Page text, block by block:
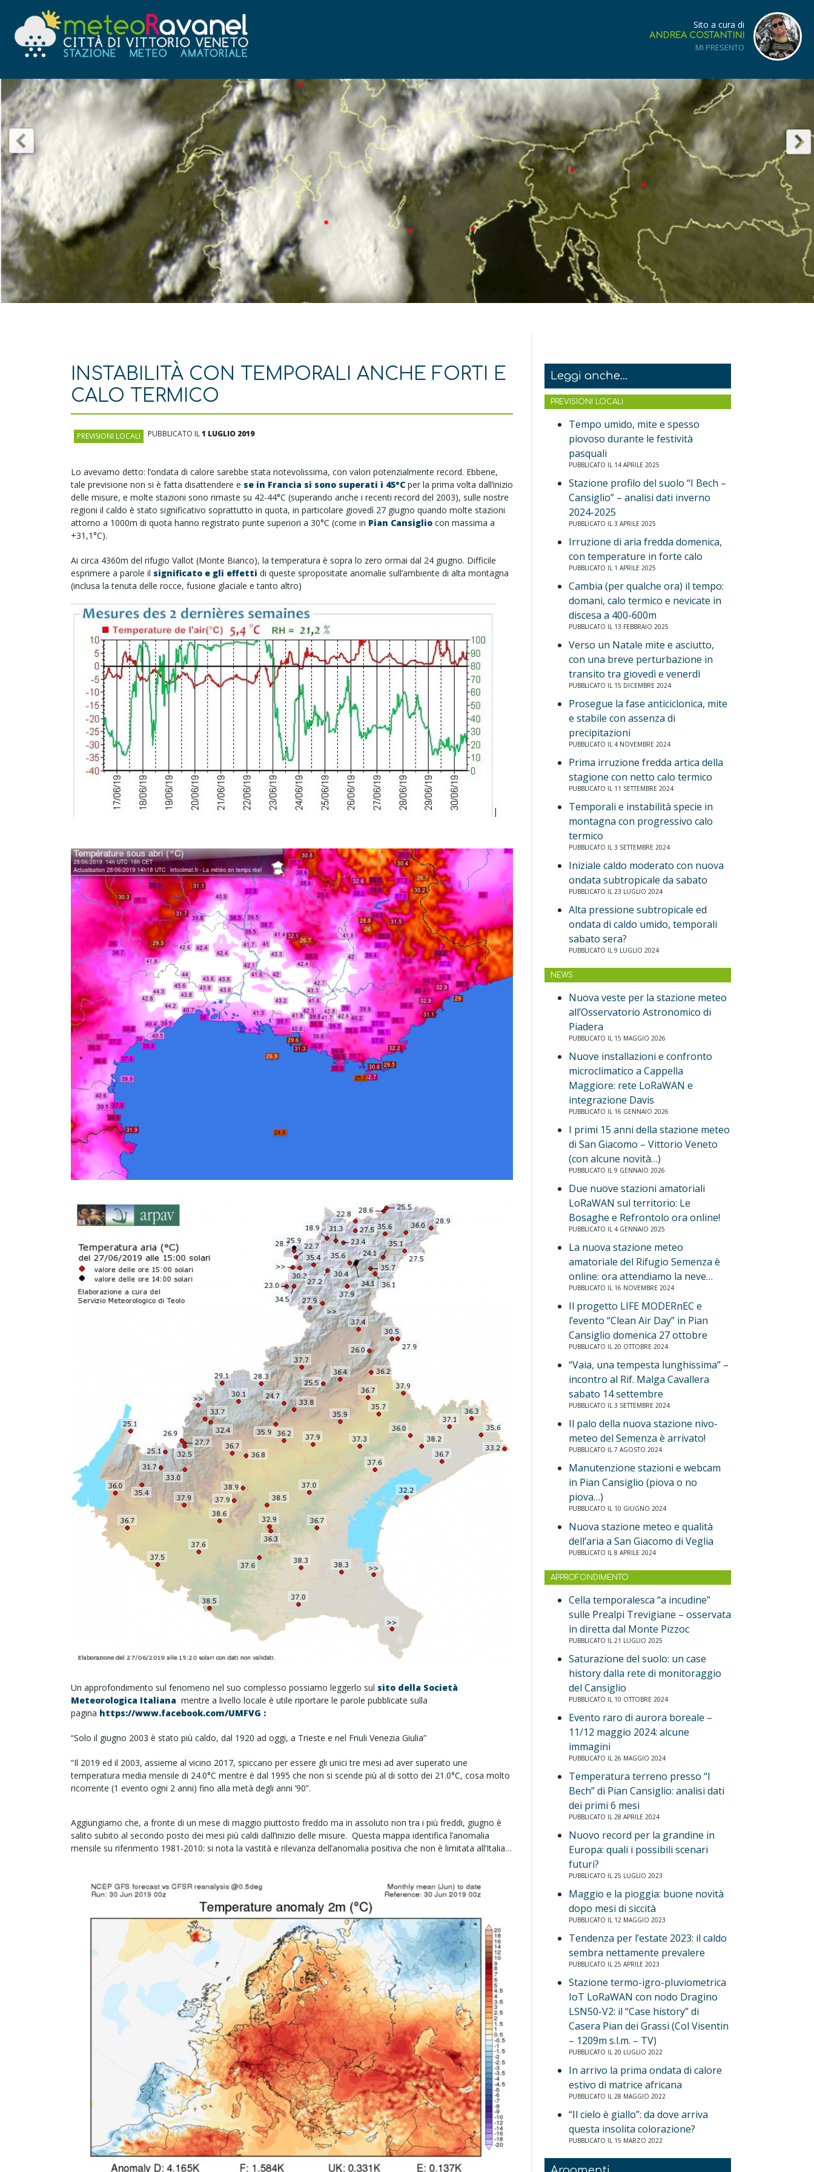
Sito a cura di
ANDREA COSTANTINI
MI PRESENTO
INSTABILITÀ CON TEMPORALI ANCHE FORTI E
CALO TERMICO
PREVISIONI LOCALI PUBBLICATO IL1 LUGLIO 2019
Lo avevamo detto: l’ondata di calore sarebbe stata notevolissima, con valori potenzialmente record. Ebbene,
tale previsione non si è fatta disattendere e se in Francia si sono superati i 45°C per la prima volta dall’inizio
delle misure, e molte stazioni sono rimaste su 42-44°C (superando anche i recenti record del 2003), sulle nostre
regioni il caldo è stato significativo soprattutto in quota, in particolare giovedì 27 giugno quando molte stazioni
attorno a 1000m di quota hanno registrato punte superiori a 30°C (come in Pian Cansiglio con massima a
+31,1°C).
Ai circa 4360m del rifugio Vallot (Monte Bianco), la temperatura è sopra lo zero ormai dal 24 giugno. Difficile
esprimere a parole il significato e gli effetti di queste spropositate anomalie sull’ambiente di alta montagna
(inclusa la tenuta delle rocce, fusione glaciale e tanto altro)
Un approfondimento sul fenomeno nel suo complesso possiamo leggerlo sul sito della Società
Meteorologica Italiana mentre a livello locale è utile riportare le parole pubblicate sulla
pagina https://www.facebook.com/UMFVG :
“Solo il giugno 2003 è stato più caldo, dal 1920 ad oggi, a Trieste e nel Friuli Venezia Giulia”
“Il 2019 ed il 2003, assieme al vicino 2017, spiccano per essere gli unici tre mesi ad aver superato une
temperatura media mensile di 24.0°C mentre è dal 1995 che non si scende più al di sotto dei 21.0°C, cosa molto
ricorrente (1 evento ogni 2 anni) fino alla metà degli anni ’90”.
Aggiungiamo che, a fronte di un mese di maggio piuttosto freddo ma in assoluto non tra i più freddi, giugno è
salito subito al secondo posto dei mesi più caldi dall’inizio delle misure. Questa mappa identifica l’anomalia
mensile su riferimento 1981-2010: si nota la vastità e rilevanza dell’anomalia positiva che non è limitata all’Italia…
Leggi anche...
PREVISIONI LOCALI
Tempo umido, mite e spesso
piovoso durante le festività
pasquali
PUBBLICATO IL 14 APRILE 2025
Stazione profilo del suolo “I Bech –
Cansiglio” – analisi dati inverno
2024-2025
PUBBLICATO IL 3 APRILE 2025
Irruzione di aria fredda domenica,
con temperature in forte calo
PUBBLICATO IL 1 APRILE 2025
Cambia (per qualche ora) il tempo:
domani, calo termico e nevicate in
discesa a 400-600m
PUBBLICATO IL 13 FEBBRAIO 2025
Verso un Natale mite e asciutto,
con una breve perturbazione in
transito tra giovedì e venerdì
PUBBLICATO IL 15 DICEMBRE 2024
Prosegue la fase anticiclonica, mite
e stabile con assenza di
precipitazioni
PUBBLICATO IL 4 NOVEMBRE 2024
Prima irruzione fredda artica della
stagione con netto calo termico
PUBBLICATO IL 11 SETTEMBRE 2024
Temporali e instabilità specie in
montagna con progressivo calo
termico
PUBBLICATO IL 3 SETTEMBRE 2024
Iniziale caldo moderato con nuova
ondata subtropicale da sabato
PUBBLICATO IL 23 LUGLIO 2024
Alta pressione subtropicale ed
ondata di caldo umido, temporali
sabato sera?
PUBBLICATO IL 9 LUGLIO 2024
NEWS
Nuova veste per la stazione meteo
all’Osservatorio Astronomico di
Piadera
PUBBLICATO IL 15 MAGGIO 2026
Nuove installazioni e confronto
microclimatico a Cappella
Maggiore: rete LoRaWAN e
integrazione Davis
PUBBLICATO IL 16 GENNAIO 2026
I primi 15 anni della stazione meteo
di San Giacomo – Vittorio Veneto
(con alcune novità…)
PUBBLICATO IL 9 GENNAIO 2026
Due nuove stazioni amatoriali
LoRaWAN sul territorio: Le
Bosaghe e Refrontolo ora online!
PUBBLICATO IL 4 GENNAIO 2025
La nuova stazione meteo
amatoriale del Rifugio Semenza è
online: ora attendiamo la neve…
PUBBLICATO IL 16 NOVEMBRE 2024
Il progetto LIFE MODERnEC e
l’evento “Clean Air Day” in Pian
Cansiglio domenica 27 ottobre
PUBBLICATO IL 20 OTTOBRE 2024
“Vaia, una tempesta lunghissima” –
incontro al Rif. Malga Cavallera
sabato 14 settembre
PUBBLICATO IL 3 SETTEMBRE 2024
Il palo della nuova stazione nivo-
meteo del Semenza è arrivato!
PUBBLICATO IL 7 AGOSTO 2024
Manutenzione stazioni e webcam
in Pian Cansiglio (piova o no
piova…)
PUBBLICATO IL 10 GIUGNO 2024
Nuova stazione meteo e qualità
dell’aria a San Giacomo di Veglia
PUBBLICATO IL 8 APRILE 2024
APPROFONDIMENTO
Cella temporalesca “a incudine”
sulle Prealpi Trevigiane – osservata
in diretta dal Monte Pizzoc
PUBBLICATO IL 21 LUGLIO 2025
Saturazione del suolo: un case
history dalla rete di monitoraggio
del Cansiglio
PUBBLICATO IL 10 OTTOBRE 2024
Evento raro di aurora boreale –
11/12 maggio 2024: alcune
immagini
PUBBLICATO IL 26 MAGGIO 2024
Temperatura terreno presso “I
Bech” di Pian Cansiglio: analisi dati
dei primi 6 mesi
PUBBLICATO IL 28 APRILE 2024
Nuovo record per la grandine in
Europa: quali i possibili scenari
futuri?
PUBBLICATO IL 25 LUGLIO 2023
Maggio e la pioggia: buone novità
dopo mesi di siccità
PUBBLICATO IL 12 MAGGIO 2023
Tendenza per l’estate 2023: il caldo
sembra nettamente prevalere
PUBBLICATO IL 25 APRILE 2023
Stazione termo-igro-pluviometrica
IoT LoRaWAN con nodo Dragino
LSN50-V2: il “Case history” di
Casera Pian dei Grassi (Col Visentin
– 1209m s.l.m. – TV)
PUBBLICATO IL 20 LUGLIO 2022
In arrivo la prima ondata di calore
estivo di matrice africana
PUBBLICATO IL 28 MAGGIO 2022
“Il cielo è giallo”: da dove arriva
questa insolita colorazione?
PUBBLICATO IL 15 MARZO 2022